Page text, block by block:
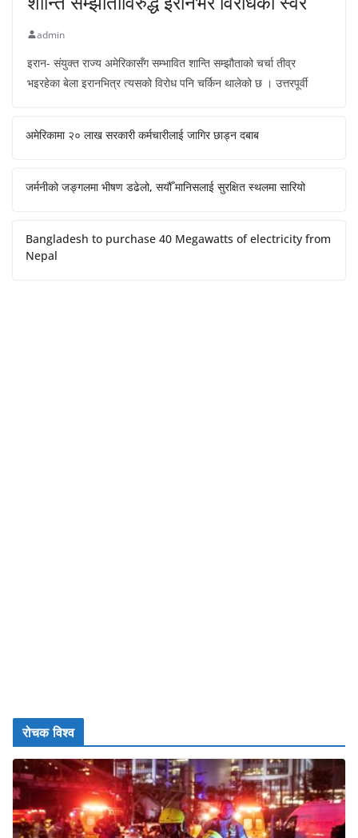
admin
इरान- संयुक्त राज्य अमेरिकासँग सम्भावित शान्ति सम्झौताको चर्चा तीव्र
भइरहेका बेला इरानभित्र त्यसको विरोध पनि चर्किन थालेको छ । उत्तरपूर्वी
अमेरिकामा २० लाख सरकारी कर्मचारीलाई जागिर छाड्न दबाब
जर्मनीको जङ्गलमा भीषण डढेलो, सयौँ मानिसलाई सुरक्षित स्थलमा सारियो
Bangladesh to purchase 40 Megawatts of electricity from
Nepal
रोचक विश्व